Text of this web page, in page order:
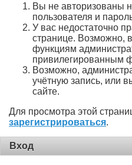
Вы не авторизованы
пользователя и
У вас недостаточно
странице. Возможно,
функциям
привилегированным
Возможно,
учётную запись, или
сайте.
Для просмотра этой
зарегистрироваться.
Вход